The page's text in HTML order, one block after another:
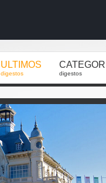
ULTIMOS
digestos digestos